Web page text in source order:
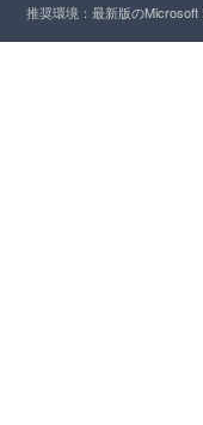
推奨環境：最新版の